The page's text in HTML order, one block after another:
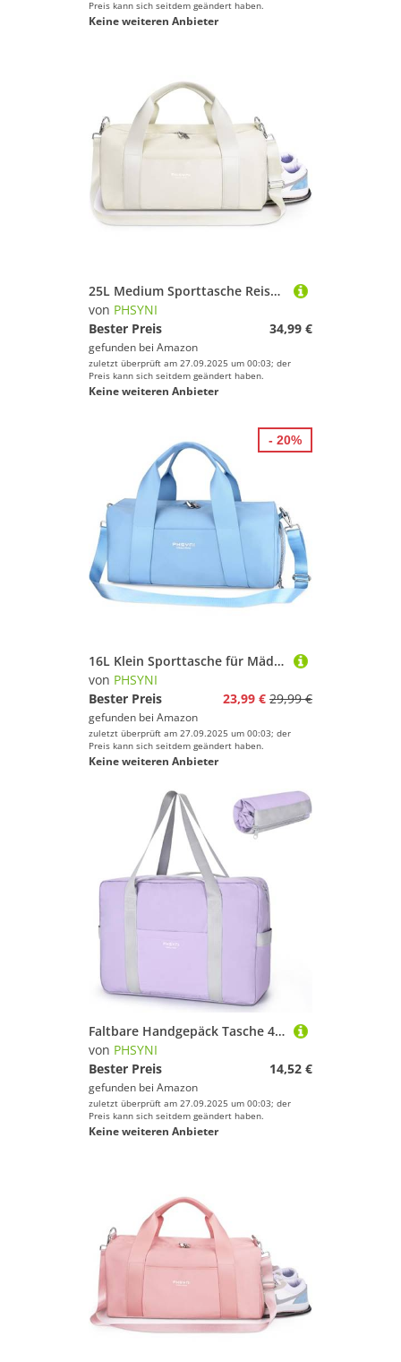
Preis kann sich seitdem geändert haben.
Keine weiteren Anbieter
25L Medium Sporttasche Reisetasche für Damen und Herren,wasserdichte Handgepäcktasche,Trainingstasche für Reisen Schwimmenmit Schuhfach und Nassfach,Griff aus PU Leder (Beige,19 Mittelgroße Größe)
von PHSYNI
Bester Preis
34,99 €
gefunden bei Amazon
zuletzt überprüft am 27.09.2025 um 00:03; der
Preis kann sich seitdem geändert haben.
Keine weiteren Anbieter
16L Klein Sporttasche für Mädchen und Kinder,Trainingstasche für, Reisen, Tanzen, Ballett, Schwimmenmit Schuhfach und Nassfach,Griff aus PU Leder (Blau,16 Kleine Größe)
von PHSYNI
Bester Preis
23,99 € 29,99 €
gefunden bei Amazon
zuletzt überprüft am 27.09.2025 um 00:03; der
Preis kann sich seitdem geändert haben.
Keine weiteren Anbieter
- 20%
Faltbare Handgepäck Tasche 45 x 19 x 35 cm,26 L Leichter Flugzeug Reisetasche,Sporttasche Krankenhaustasche Weekendertasche(Lila)
von PHSYNI
Bester Preis
14,52 €
gefunden bei Amazon
zuletzt überprüft am 27.09.2025 um 00:03; der
Preis kann sich seitdem geändert haben.
Keine weiteren Anbieter